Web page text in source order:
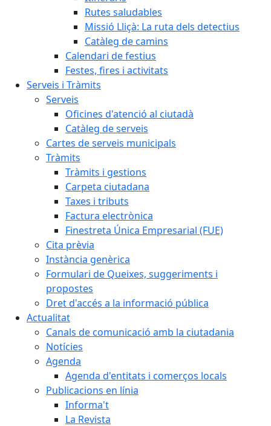
Rutes saludables
Missió Lliçà: La ruta dels detectius
Catàleg de camins
Calendari de festius
Festes, fires i activitats
Serveis i Tràmits
Serveis
Oficines d'atenció al ciutadà
Catàleg de serveis
Cartes de serveis municipals
Tràmits
Tràmits i gestions
Carpeta ciutadana
Taxes i tributs
Factura electrònica
Finestreta Única Empresarial (FUE)
Cita prèvia
Instància genèrica
Formulari de Queixes, suggeriments i
propostes
Dret d'accés a la informació pública
Actualitat
Canals de comunicació amb la ciutadania
Notícies
Agenda
Agenda d'entitats i comerços locals
Publicacions en línia
Informa't
La Revista